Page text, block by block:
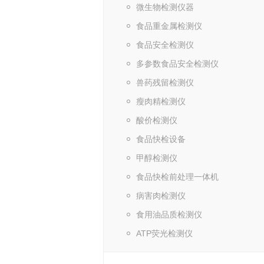
微生物检测仪器
食品重金属检测仪
食品安全检测仪
多参数食品安全检测仪
兽药残留检测仪
瘦肉精检测仪
酸价检测仪
食品快检设备
甲醇检测仪
食品快检前处理一体机
病害肉检测仪
食用油品质检测仪
ATP荧光检测仪